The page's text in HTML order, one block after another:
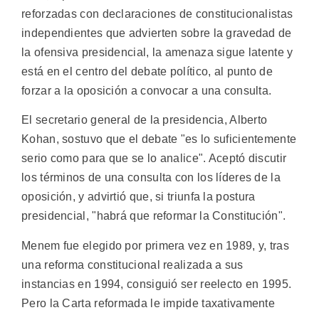
reforzadas con declaraciones de constitucionalistas
independientes que advierten sobre la gravedad de
la ofensiva presidencial, la amenaza sigue latente y
está en el centro del debate político, al punto de
forzar a la oposición a convocar a una consulta.
El secretario general de la presidencia, Alberto
Kohan, sostuvo que el debate "es lo suficientemente
serio como para que se lo analice". Aceptó discutir
los términos de una consulta con los líderes de la
oposición, y advirtió que, si triunfa la postura
presidencial, "habrá que reformar la Constitución".
Menem fue elegido por primera vez en 1989, y, tras
una reforma constitucional realizada a sus
instancias en 1994, consiguió ser reelecto en 1995.
Pero la Carta reformada le impide taxativamente